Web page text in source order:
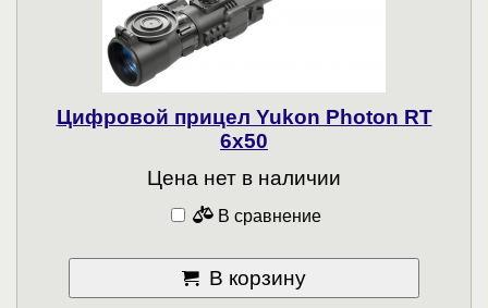
Цифровой прицел Yukon Photon RT
6x50
Цена нет в наличии
В сравнение
В корзину